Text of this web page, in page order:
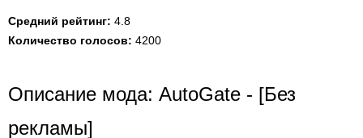
Средний рейтинг: 4.8
Количество голосов: 4200
Описание мода: AutoGate - [Без
рекламы]